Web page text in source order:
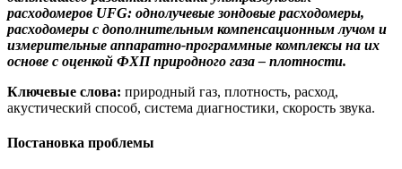
расходомеров UFG: однолучевые зондовые расходомеры,
расходомеры с дополнительным компенсационным лучом и
измерительные аппаратно-программные комплексы на их
основе с оценкой ФХП природного газа – плотности.
Ключевые слова: природный газ, плотность, расход,
акустический способ, система диагностики, скорость звука.
Постановка проблемы